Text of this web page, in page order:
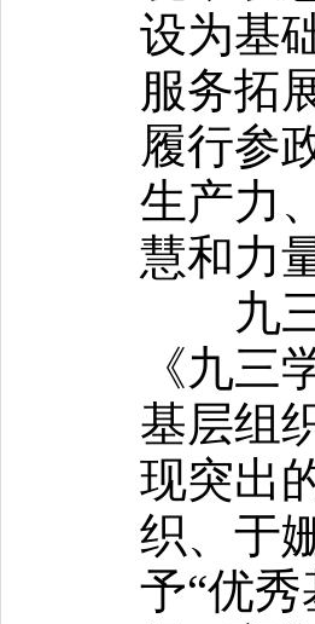
设为基
服务拓
履行参
生产力
慧和力
九三
《九三
基层组
现突出
织、于
予“优